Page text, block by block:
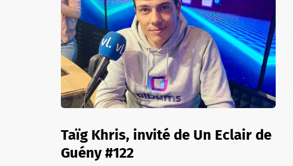
Taïg Khris, invité de Un Eclair de
Guény #122